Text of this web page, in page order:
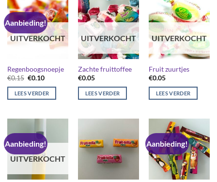
Aanbieding!
UITVERKOCHT
Regenboogsnoepje
€0.15 Oorspronkelijke
was:
€0.15.
€0.10Huidige
is:
€0.10.
LEES VERDER
UITVERKOCHT
Zachte fruittoffee
€0.05
LEES VERDER
UITVERKOCHT
Fruit zuurtjes
€0.05
LEES VERDER
Aanbieding!
UITVERKOCHT
Aanbieding!